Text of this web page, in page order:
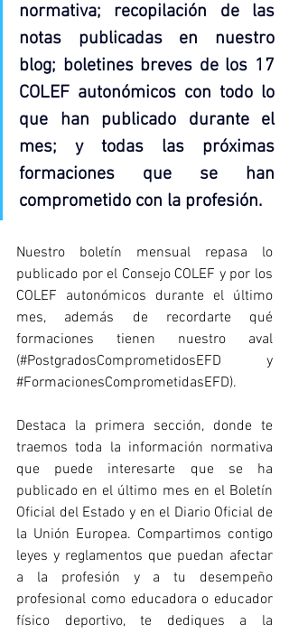
normativa; recopilación de las
notas publicadas en nuestro
blog; boletines breves de los 17
COLEF autonómicos con todo lo
que han publicado durante el
mes; y todas las próximas
formaciones que se han
comprometido con la profesión.
Nuestro boletín mensual repasa lo
publicado por el Consejo COLEF y por los
COLEF autonómicos durante el último
mes, además de recordarte qué
formaciones tienen nuestro aval
#FormacionesComprometidasEFD).
Destaca la primera sección, donde te
traemos toda la información normativa
que puede interesarte que se ha
publicado en el último mes en el Boletín
Oficial del Estado y en el Diario Oficial de
la Unión Europea. Compartimos contigo
leyes y reglamentos que puedan afectar
a la profesión y a tu desempeño
profesional como educadora o educador
físico deportivo, te dediques a la